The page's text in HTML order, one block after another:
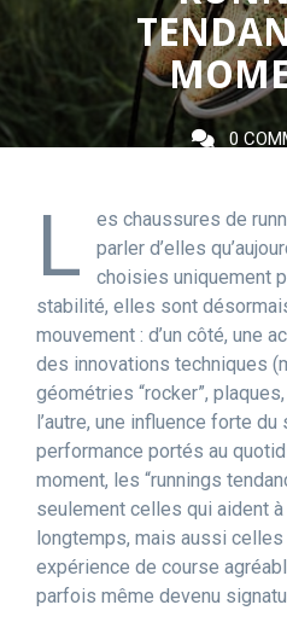
0
L
es chaussures de
parler d’elles
choisies uniquement
stabilité, elles sont
mouvement : d’un côté, une
des innovations techniques
géométries “rocker”,
l’autre, une influence forte
performance portés au
moment, les “runnings
seulement celles qui aident
longtemps, mais aussi
expérience de course
parfois même devenu